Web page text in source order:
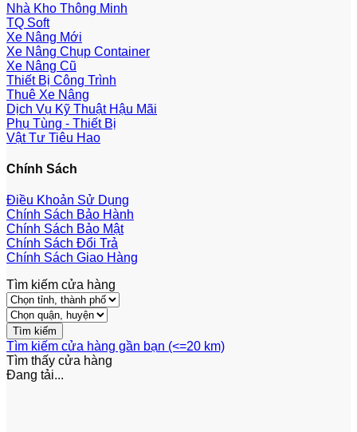
Nhà Kho Thông Minh
TQ Soft
Xe Nâng Mới
Xe Nâng Chụp Container
Xe Nâng Cũ
Thiết Bị Công Trình
Thuê Xe Nâng
Dịch Vụ Kỹ Thuật Hậu Mãi
Phụ Tùng - Thiết Bị
Vật Tư Tiêu Hao
Chính Sách
Điều Khoản Sử Dụng
Chính Sách Bảo Hành
Chính Sách Bảo Mật
Chính Sách Đổi Trả
Chính Sách Giao Hàng
Tìm kiếm cửa hàng
Tìm kiếm cửa hàng gần bạn (<=20 km)
Tìm thấy cửa hàng
Đang tải...